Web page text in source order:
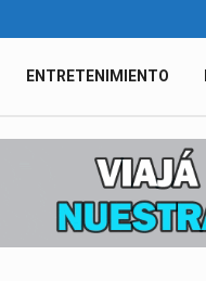
ENTRETENIMIENTO